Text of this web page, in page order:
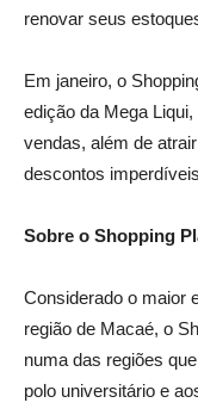
renovar seus
Em janeiro, o
edição da Mega
vendas, além de
descontos
Sobre o Shopping
Considerado o maior
região de Macaé, o
numa das regiões
polo universitário e